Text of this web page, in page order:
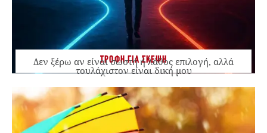
ΤΡΟΦΗ ΓΙΑ ΣΚΕΨΗ
Δεν ξέρω αν είναι σωστή ή λάθος επιλογή, αλλά
τουλάχιστον είναι δική μου